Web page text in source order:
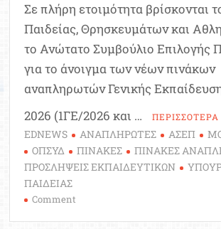
Σε πλήρη ετοιμότητα βρίσκονται
Παιδείας, Θρησκευμάτων και
το Ανώτατο Συμβούλιο Επιλογής
για το άνοιγμα των νέων πινάκων
αναπληρωτών Γενικής
2026 (1ΓΕ/2026 και …
ΠΕΡΙΣΣΟΤΕΡΑ
EDNEWS ΑΝΑΠΛΗΡΩΤΕΣ ΑΣΕΠ
ΟΠΣΥΔ
ΠΙΝΑΚΕΣ
ΠΙΝΑΚΕΣ
ΠΡΟΣΛΗΨΕΙΣ ΕΚΠΑΙΔΕΥΤΙΚΩΝ
ΠΑΙΔΕΙΑΣ
Comment